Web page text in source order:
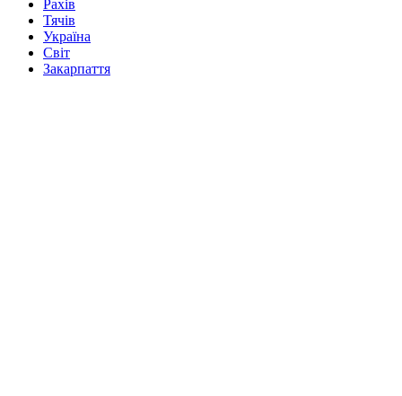
Рахів
Тячів
Україна
Світ
Закарпаття